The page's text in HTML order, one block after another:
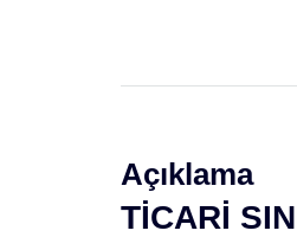
Açıklama
TİCARİ